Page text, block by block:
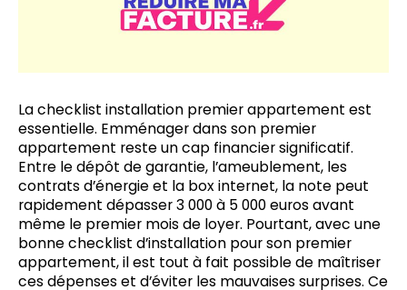
La checklist installation premier appartement est
essentielle. Emménager dans son premier
appartement reste un cap financier significatif.
Entre le dépôt de garantie, l’ameublement, les
contrats d’énergie et la box internet, la note peut
rapidement dépasser 3 000 à 5 000 euros avant
même le premier mois de loyer. Pourtant, avec une
bonne checklist d’installation pour son premier
appartement, il est tout à fait possible de maîtriser
ces dépenses et d’éviter les mauvaises surprises. Ce